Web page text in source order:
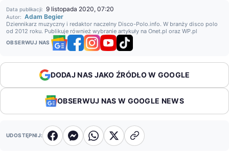
Data publikacji: 9 listopada 2020, 07:20
Autor: Adam Begier
Dziennikarz muzyczny i redaktor naczelny Disco-Polo.info. W branży disco polo
od 2012 roku. Publikuje również wybranie artykuły na Onet.pl oraz WP.pl
OBSERWUJ NAS
DODAJ NAS JAKO ŹRÓDŁO W GOOGLE
OBSERWUJ NAS W GOOGLE NEWS
UDOSTĘPNIJ: